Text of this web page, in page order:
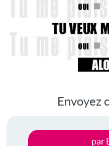
Envoyez
par